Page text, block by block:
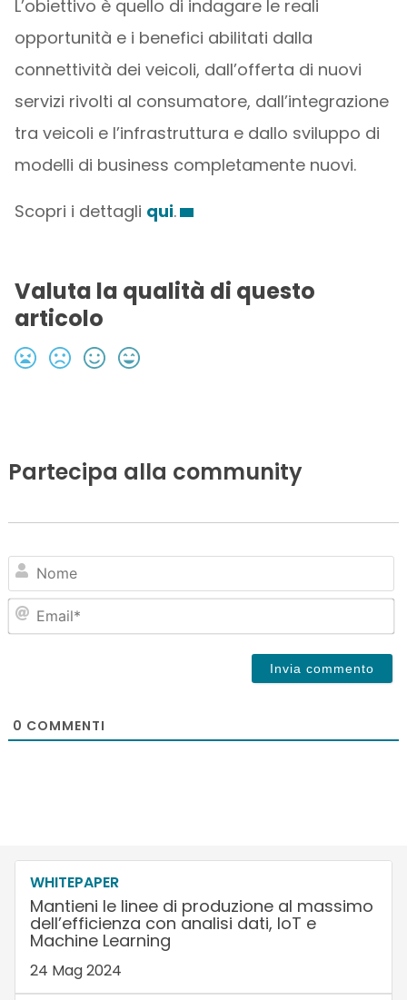
L’obiettivo è quello di indagare le reali
opportunità e i benefici abilitati dalla
connettività dei veicoli, dall’offerta di nuovi
servizi rivolti al consumatore, dall’integrazione
tra veicoli e l’infrastruttura e dallo sviluppo di
modelli di business completamente nuovi.
Scopri i dettagli qui.
Valuta la qualità di questo
articolo
Partecipa alla community
0 COMMENTI
WHITEPAPER
Mantieni le linee di produzione al massimo
dell’efficienza con analisi dati, IoT e
Machine Learning
24 Mag 2024